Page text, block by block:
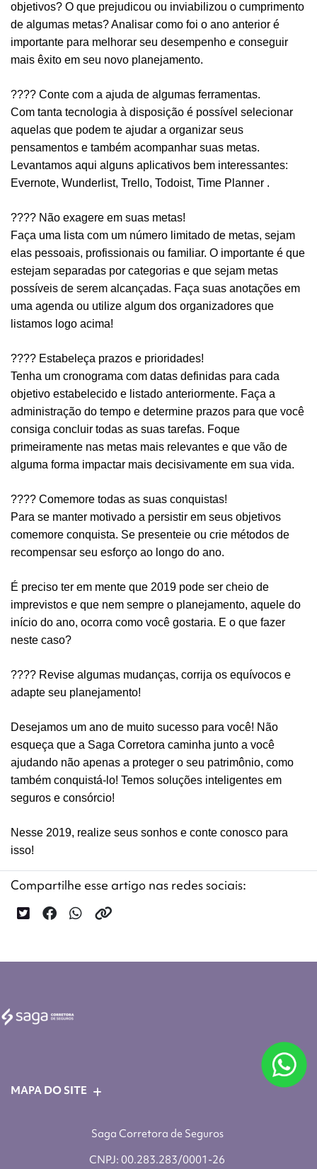
objetivos? O que prejudicou ou inviabilizou o cumprimento
de algumas metas?Analisar como foi o ano anterior é
importante para melhorar seu desempenho e conseguir
mais êxito em seu novo planejamento.
???? Conte com a ajuda de algumas ferramentas.
Com tanta tecnologia à disposição é possível selecionar
aquelas que podem te ajudar a organizar seus
pensamentos e também acompanhar suas metas.
Levantamos aqui alguns aplicativos bem interessantes:
Evernote, Wunderlist, Trello, Todoist, Time Planner .
???? Não exagere em suas metas!
Faça uma lista com um número limitado de metas, sejam
elas pessoais, profissionais ou familiar. O importante é que
estejam separadas por categorias e que sejam metas
possíveis de serem alcançadas. Faça suas anotações em
uma agenda ou utilize algum dos organizadores que
listamos logo acima!
???? Estabeleça prazos e prioridades!
Tenha um cronograma com datas definidas para cada
objetivo estabelecido e listado anteriormente. Faça a
administração do tempo e determine prazos para que você
consiga concluir todas as suas tarefas. Foque
primeiramente nas metas mais relevantes e que vão de
alguma forma impactar mais decisivamente em sua vida.
???? Comemore todas as suas conquistas!
Para se manter motivado a persistir em seus objetivos
comemore conquista. Se presenteie ou crie métodos de
recompensar seu esforço ao longo do ano.
É preciso ter em mente que 2019 pode ser cheio de
imprevistos e que nem sempre o planejamento, aquele do
início do ano, ocorra como você gostaria. E o que fazer
neste caso?
???? Revise algumas mudanças, corrija os equívocos e
adapte seu planejamento!
Desejamos um ano de muito sucesso para você! Não
esqueça que a Saga Corretora caminha junto a você
ajudando não apenas a proteger o seu patrimônio, como
também conquistá-lo! Temos soluções inteligentes em
seguros e consórcio!
Nesse 2019, realize seus sonhos e conte conosco para
isso!
Compartilhe esse artigo nas redes sociais:
MAPA DO SITE
Saga Corretora de Seguros
CNPJ: 00.283.283/0001-26